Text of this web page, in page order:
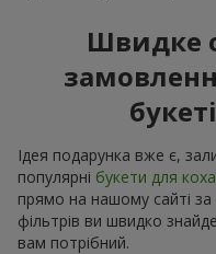
Швидке
Ідея подарунка вже є,
популярні букети для
прямо на нашому сайті за
фільтрів ви швидко
вам потрібний.